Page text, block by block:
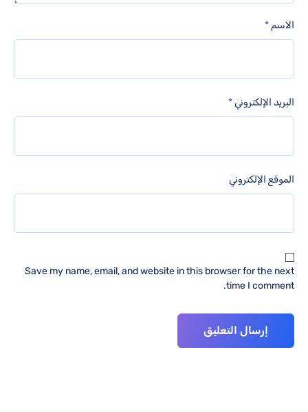
الاسم *
البريد الإلكتروني*
الموقع الإلكتروني
Save my name, email, and website in this browser for the next
time I comment.